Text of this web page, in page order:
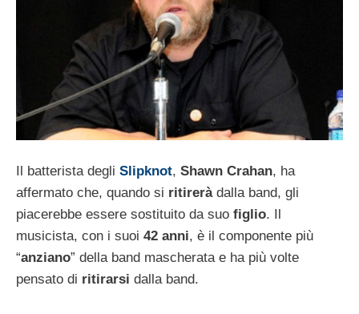
Il batterista degli Slipknot, Shawn Crahan, ha
affermato che, quando si ritireràdalla band, gli
piacerebbe essere sostituito da suo figlio. Il
musicista, con i suoi 42 anni, è il componente più
“anziano” della band mascherata e ha più volte
pensato di ritirarsi dalla band.